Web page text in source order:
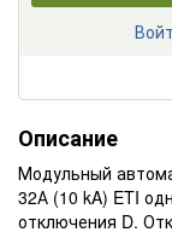
Описание
Модульный
32А (10 kA) ETI
отключения D.